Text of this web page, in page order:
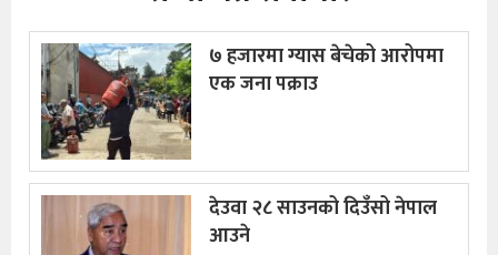
७ हजारमा ग्यास बेचेको आरोपमा
एक जना पक्राउ
देउवा २८ साउनको दिउँसो नेपाल
आउने